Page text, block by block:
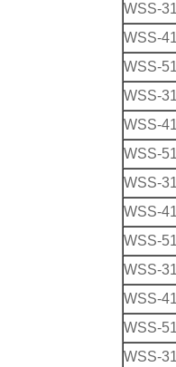
WSS-
WSS-
WSS-
WSS-
WSS-
WSS-
WSS-
WSS-
WSS-
WSS-
WSS-
WSS-
WSS-